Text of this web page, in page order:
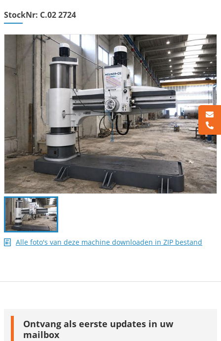
StockNr: C.02 2724
Alle foto's van deze machine downloaden in ZIP bestand
Ontvang als eerste updates in uw
mailbox